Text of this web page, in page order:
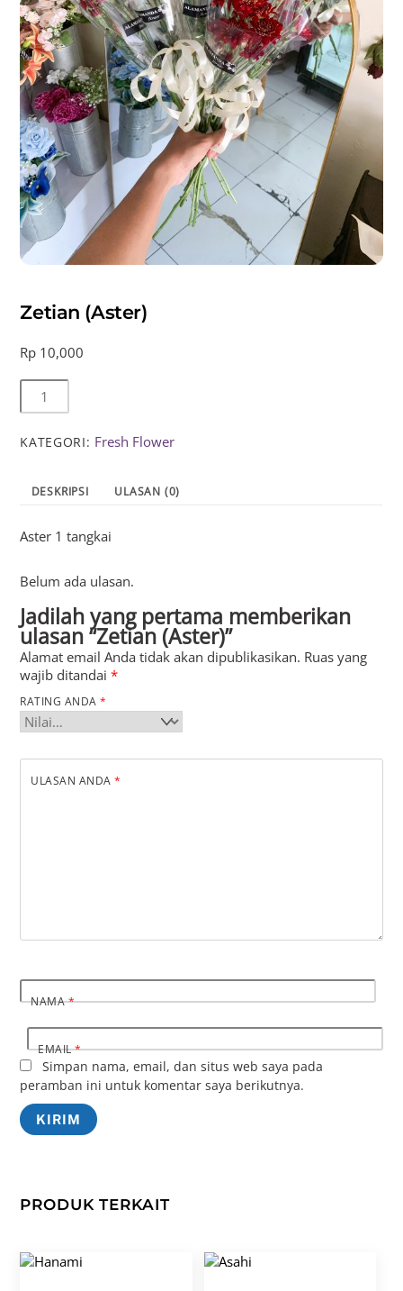
Zetian (Aster)
Rp 10,000
Kuantitas
Zetian
KATEGORI: Fresh Flower
DESKRIPSI ULASAN (0)
Aster 1 tangkai
Belum ada ulasan.
Jadilah yang pertama memberikan
ulasan “Zetian (Aster)”
Alamat email Anda tidak akan dipublikasikan. Ruas yang
wajib ditandai*
RATING ANDA*
ULASAN ANDA*
NAMA*
EMAIL*
Simpan nama, email, dan situs web saya pada
peramban ini untuk komentar saya berikutnya.
PRODUK TERKAIT